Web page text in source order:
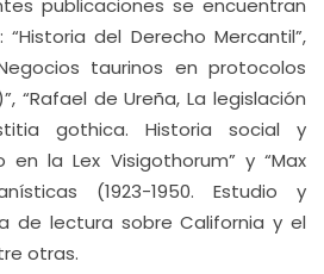
publicaciones se encuentran
del Derecho Mercantil”,
taurinos en protocolos
“Rafael de Ureña, La legislación
gothica. Historia social y
la Lex Visigothorum” y “Max
(1923-1950. Estudio y
de lectura sobre California y el
otras.